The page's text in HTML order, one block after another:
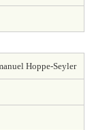
Hoppe-Seyler